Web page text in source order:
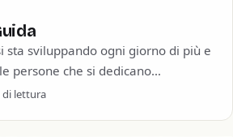
sta sviluppando ogni giorno di più e
persone che si dedicano
di lettura